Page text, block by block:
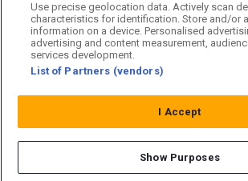
Cookiepolicy
Arkiv
Use precise geolocation data. Actively scan
characteristics for identification. Store and/or
information on a device. Personalised
advertising and content measurement,
services development.
List of Partners (vendors)
I Accept
Show Purposes